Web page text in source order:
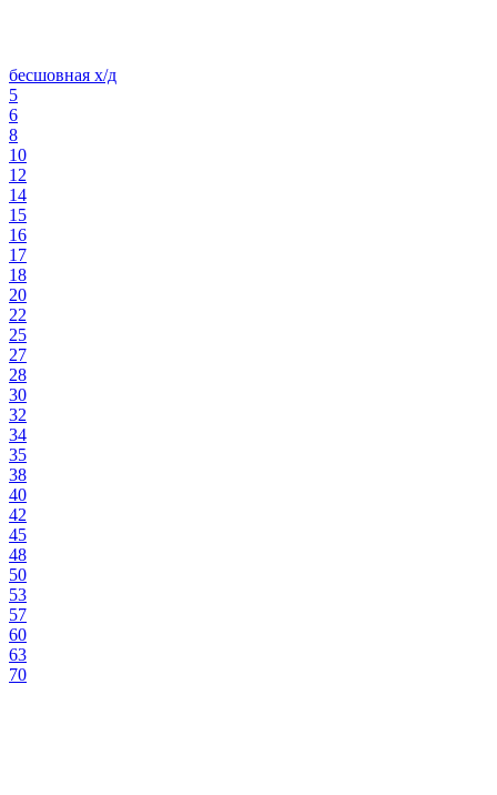
бесшовная х/д
5
6
8
10
12
14
15
16
17
18
20
22
25
27
28
30
32
34
35
38
40
42
45
48
50
53
57
60
63
70